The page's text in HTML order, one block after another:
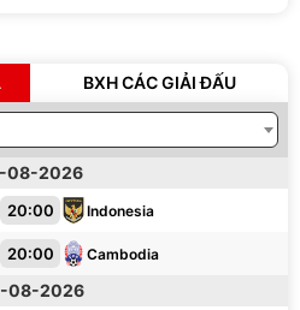
BXH CÁC GIẢI ĐẤU
08-2026
20:00 Indonesia
20:00 Cambodia
08-2026